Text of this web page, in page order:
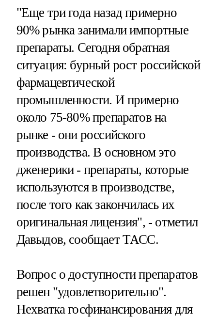
"Еще три года назад примерно
90% рынка занимали импортные
препараты. Сегодня обратная
ситуация: бурный рост российской
фармацевтической
промышленности. И примерно
около 75-80% препаратов на
рынке - они российского
производства. В основном это
дженерики - препараты, которые
используются в производстве,
после того как закончилась их
оригинальная лицензия", - отметил
Давыдов, сообщает ТАСС.
Вопрос о доступности препаратов
решен "удовлетворительно".
Нехватка госфинансирования для